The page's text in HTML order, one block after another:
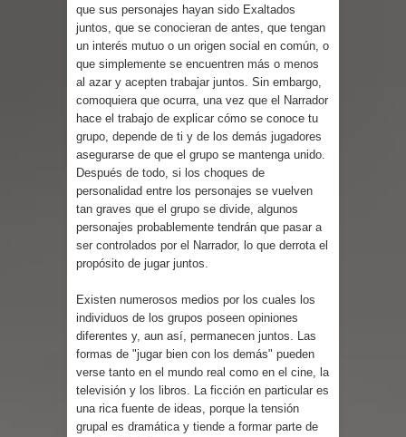
que sus personajes hayan sido Exaltados
juntos, que se conocieran de antes, que tengan
un interés mutuo o un origen social en común, o
que simplemente se encuentren más o menos
al azar y acepten trabajar juntos. Sin embargo,
comoquiera que ocurra, una vez que el Narrador
hace el trabajo de explicar cómo se conoce tu
grupo, depende de ti y de los demás jugadores
asegurarse de que el grupo se mantenga unido.
Después de todo, si los choques de
personalidad entre los personajes se vuelven
tan graves que el grupo se divide, algunos
personajes probablemente tendrán que pasar a
ser controlados por el Narrador, lo que derrota el
propósito de jugar juntos.
Existen numerosos medios por los cuales los
individuos de los grupos poseen opiniones
diferentes y, aun así, permanecen juntos. Las
formas de "jugar bien con los demás" pueden
verse tanto en el mundo real como en el cine, la
televisión y los libros. La ficción en particular es
una rica fuente de ideas, porque la tensión
grupal es dramática y tiende a formar parte de